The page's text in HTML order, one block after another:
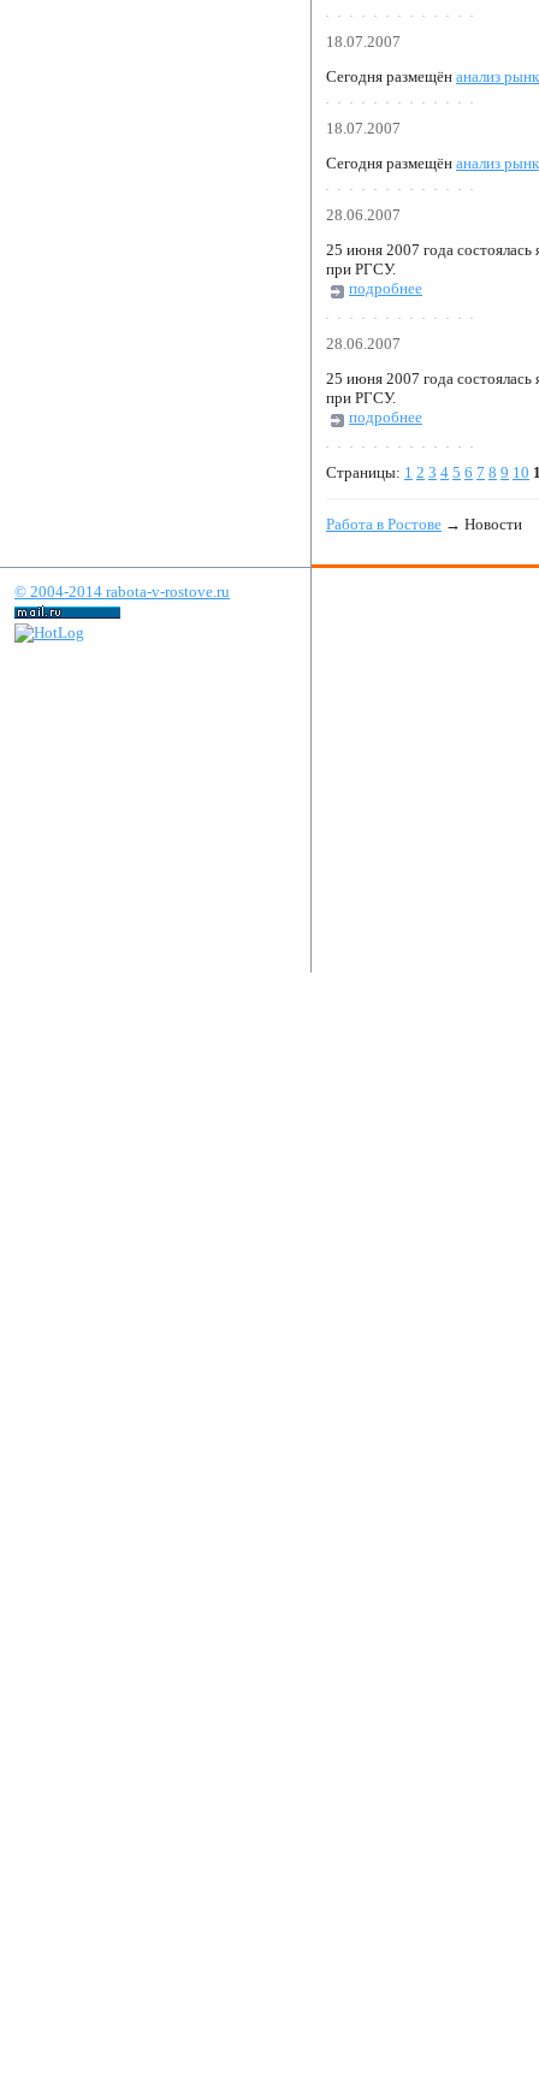
18.07.2007
Сегодня размещён анализ
18.07.2007
Сегодня размещён анализ
28.06.2007
25 июня 2007 года состоялась
при РГСУ.
подробнее
28.06.2007
25 июня 2007 года состоялась
при РГСУ.
подробнее
Страницы: 1 2 3 4 5 6 7 8 9 10
Работа в Ростове → Новости
© 2004-2014 rabota-v-rostove.ru